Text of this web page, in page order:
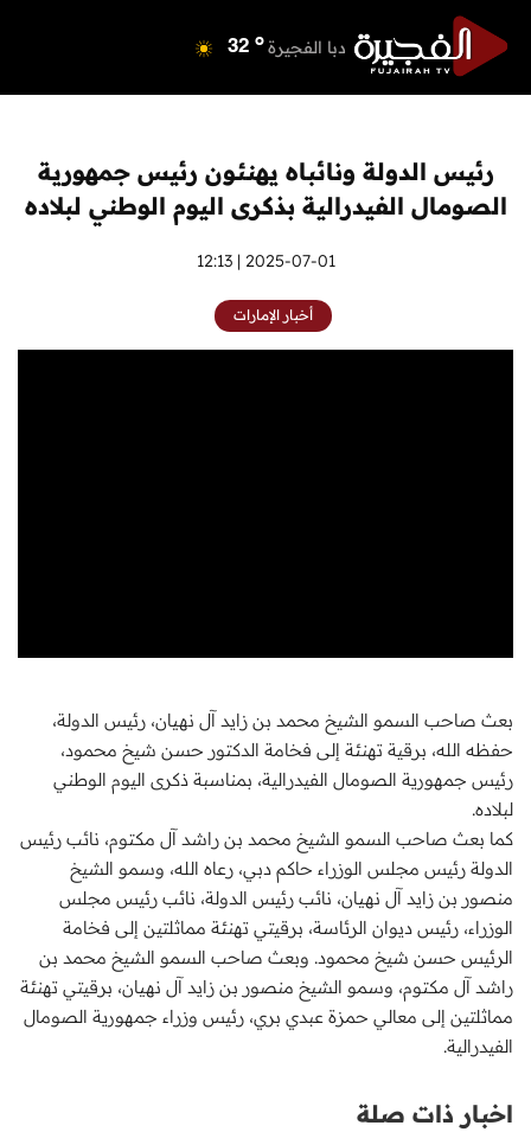
دبا الفجيرة 32 o
أم القيوين 34 o
راس الخيمة 33 o
الفجيرة 32 o
رئيس الدولة ونائباه يهنئون رئيس جمهورية
الصومال الفيدرالية بذكرى اليوم الوطني لبلاده
2025-07-01 | 12:13
أخبار الإمارات
بعث صاحب السمو الشيخ محمد بن زايد آل نهيان، رئيس الدولة،
حفظه الله، برقية تهنئة إلى فخامة الدكتور حسن شيخ محمود،
رئيس جمهورية الصومال الفيدرالية، بمناسبة ذكرى اليوم الوطني
لبلاده.
كما بعث صاحب السمو الشيخ محمد بن راشد آل مكتوم، نائب رئيس
الدولة رئيس مجلس الوزراء حاكم دبي، رعاه الله، وسمو الشيخ
منصور بن زايد آل نهيان، نائب رئيس الدولة، نائب رئيس مجلس
الوزراء، رئيس ديوان الرئاسة، برقيتي تهنئة مماثلتين إلى فخامة
الرئيس حسن شيخ محمود. وبعث صاحب السمو الشيخ محمد بن
راشد آل مكتوم، وسمو الشيخ منصور بن زايد آل نهيان، برقيتي تهنئة
مماثلتين إلى معالي حمزة عبدي بري، رئيس وزراء جمهورية الصومال
الفيدرالية.
اخبار ذات صلة